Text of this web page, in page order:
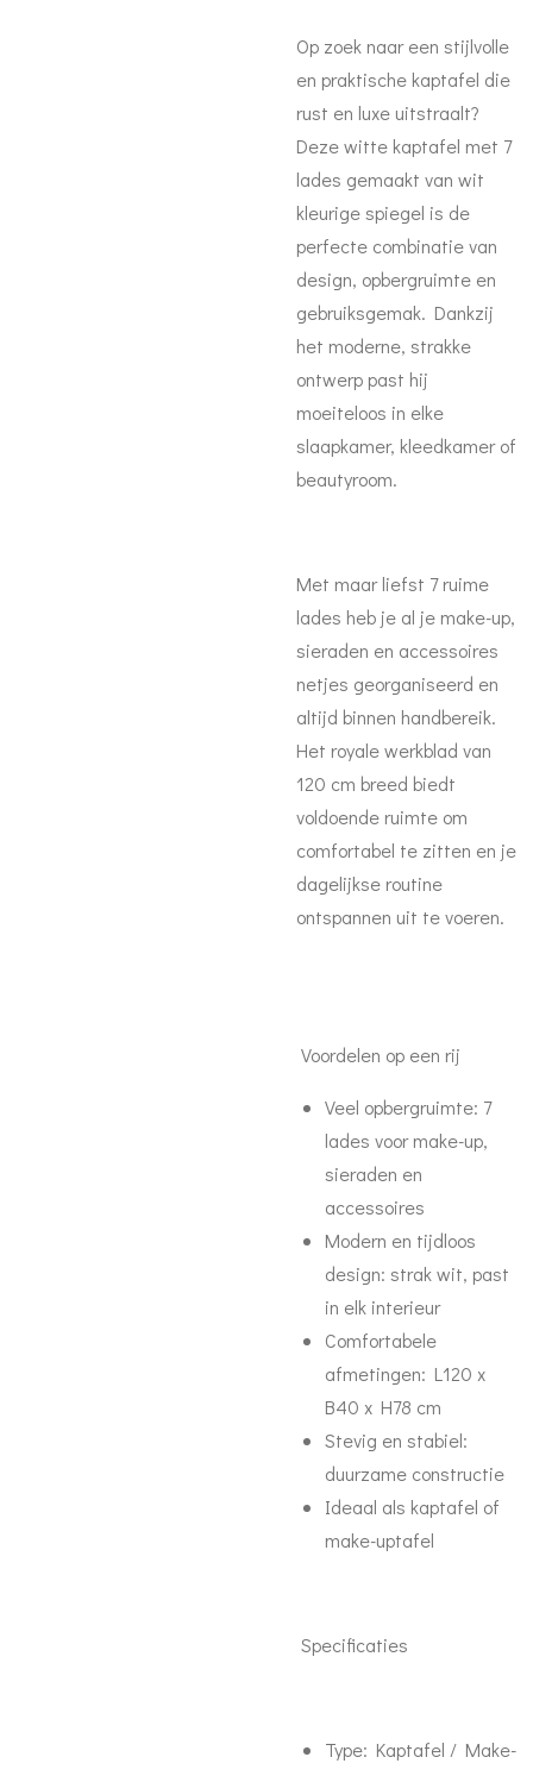
Op zoek naar een stijlvolle
en praktische kaptafel die
rust en luxe uitstraalt?
Deze witte kaptafel met 7
lades gemaakt van wit
kleurige spiegel is de
perfecte combinatie van
design, opbergruimte en
gebruiksgemak. Dankzij
het moderne, strakke
ontwerp past hij
moeiteloos in elke
slaapkamer, kleedkamer of
beautyroom.
Met maar liefst 7 ruime
lades heb je al je make-up,
sieraden en accessoires
netjes georganiseerd en
altijd binnen handbereik.
Het royale werkblad van
120 cm breed biedt
voldoende ruimte om
comfortabel te zitten en je
dagelijkse routine
ontspannen uit te voeren.
Voordelen op een rij
Veel opbergruimte: 7
lades voor make-up,
sieraden en
accessoires
Modern en tijdloos
design: strak wit, past
in elk interieur
Comfortabele
afmetingen: L120 x
B40 x H78 cm
Stevig en stabiel:
duurzame constructie
Ideaal als kaptafel of
make-uptafel
Specificaties
Type: Kaptafel / Make-